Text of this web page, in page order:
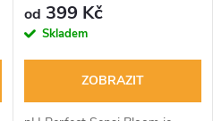
od 399 Kč
Skladem
ZOBRAZIT